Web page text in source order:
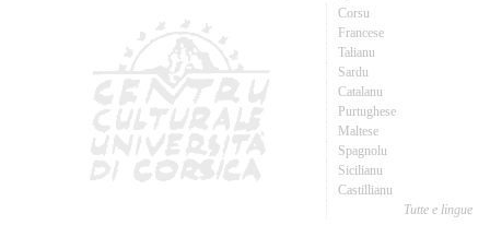
Corsu
Francese
Talianu
Sardu
Catalanu
Purtughese
Maltese
Spagnolu
Sicilianu
Castillianu
Tutte e lingue